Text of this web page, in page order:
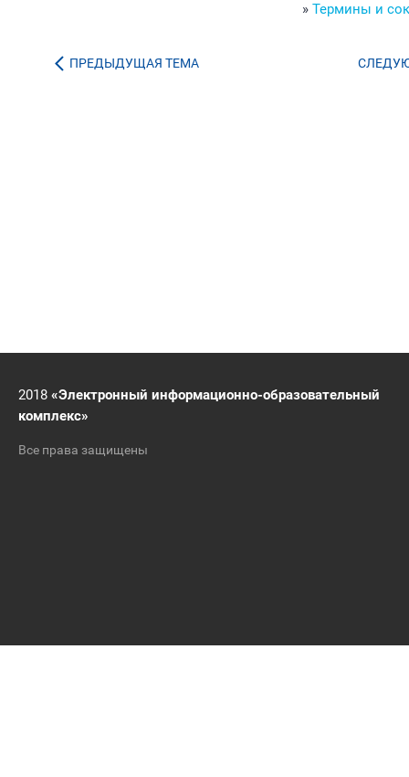
» Термины и
ПРЕДЫДУЩАЯ ТЕМА
2018 «Электронный информационно-образовательный
комплекс»
Все права защищены